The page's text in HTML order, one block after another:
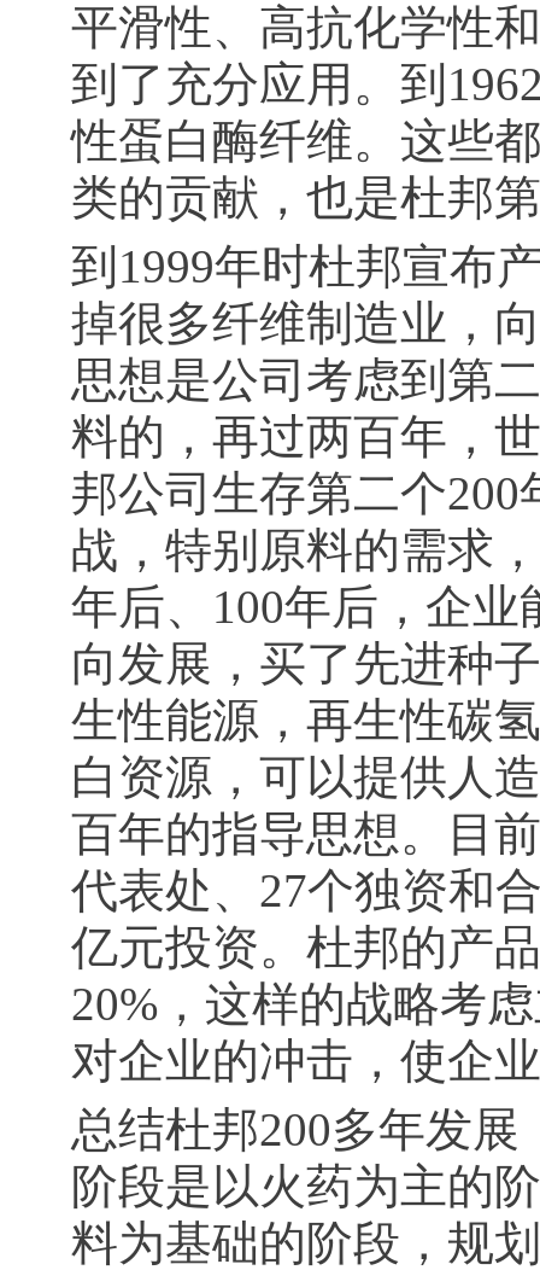
平滑性、高抗化学性
到了充分应用。到
性蛋白酶纤维。这些
类的贡献，也是杜邦
到1999年时杜邦宣布
掉很多纤维制造业，
思想是公司考虑到第
料的，再过两百年，
邦公司生存第二个
战，特别原料的需求
年后、100年后，企
向发展，买了先进种
生性能源，再生性碳
白资源，可以提供人
百年的指导思想。目
代表处、27个独资和
亿元投资。杜邦的产
20%，这样的战略考
对企业的冲击，使企
总结杜邦200多年发
阶段是以火药为主的
料为基础的阶段，规